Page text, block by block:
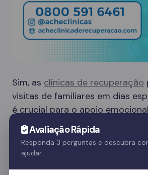
Sim, as clínicas de recuperação
visitas de familiares em dias
é crucial para o apoio
Essas visitas ajudam no
recuperação e fortalecem o
Avaliação Rápida
Responda 3 perguntas e descubra
ajudar